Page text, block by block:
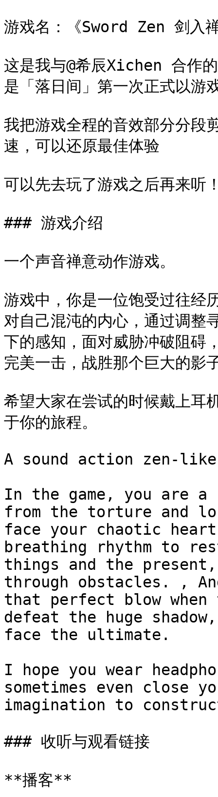
游戏名：《Sword Zen 剑入
这是我与@希辰Xichen 合作
是「落日间」第一次正式以游
我把游戏全程的音效部分分段
速，可以还原最佳体验
可以先去玩了游戏之后再来听
### 游戏介绍
一个声音禅意动作游戏。
游戏中，你是一位饱受过往经
对自己混沌的内心，通过调整
下的感知，面对威胁冲破阻碍
完美一击，战胜那个巨大的影
希望大家在尝试的时候戴上耳
于你的旅程。
A sound action zen-
In the game, you are a
from the torture and
face your chaotic
breathing rhythm to
things and the
through obstacles. ,
that perfect blow
defeat the huge
face the ultimate.
I hope you wear
sometimes even close
imagination to
### 收听与观看链接
**播客**